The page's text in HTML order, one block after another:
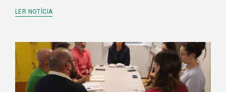
LER NOTÍCIA